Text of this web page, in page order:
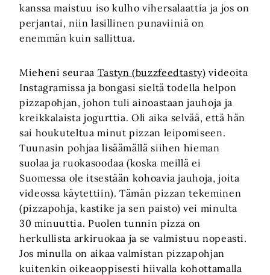
kanssa maistuu iso kulho vihersalaattia ja jos on
perjantai, niin lasillinen punaviiniä on
enemmän kuin sallittua.
Mieheni seuraa Tastyn (buzzfeedtasty) videoita
Instagramissa ja bongasi sieltä todella helpon
pizzapohjan, johon tuli ainoastaan jauhoja ja
kreikkalaista jogurttia. Oli aika selvää, että hän
sai houkuteltua minut pizzan leipomiseen.
Tuunasin pohjaa lisäämällä siihen hieman
suolaa ja ruokasoodaa (koska meillä ei
Suomessa ole itsestään kohoavia jauhoja, joita
videossa käytettiin). Tämän pizzan tekeminen
(pizzapohja, kastike ja sen paisto) vei minulta
30 minuuttia. Puolen tunnin pizza on
herkullista arkiruokaa ja se valmistuu nopeasti.
Jos minulla on aikaa valmistan pizzapohjan
kuitenkin oikeaoppisesti hiivalla kohottamalla